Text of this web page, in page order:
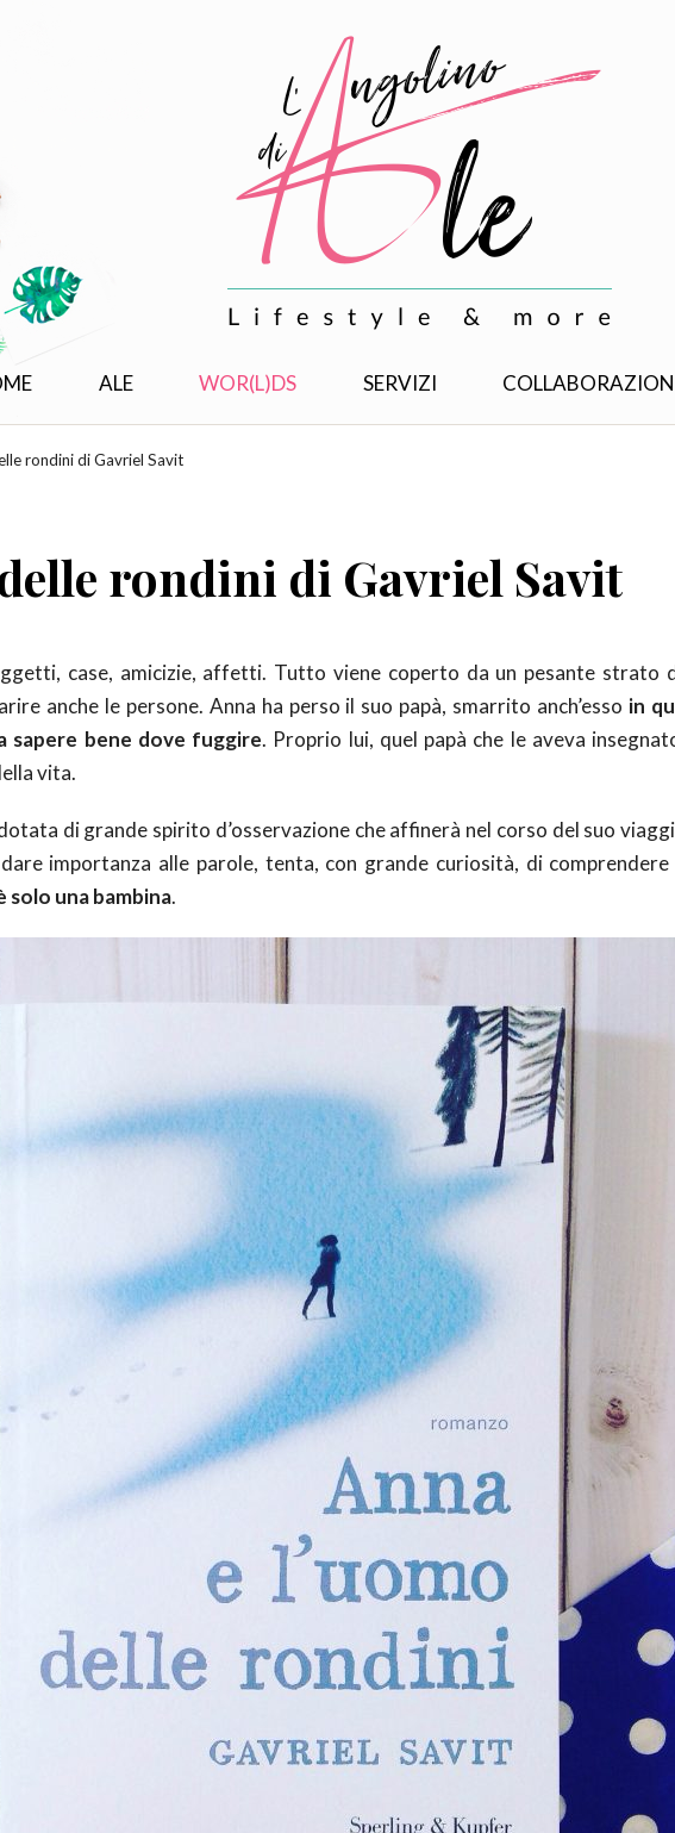
ALE WOR(L)DS SERVIZI
rondini di Gavriel Savit
rondini di Gavriel Savit
case, amicizie, affetti. Tutto viene coperto da un pesante strato
anche le persone. Anna ha perso il suo papà, smarrito anch’esso in
sapere bene dove fuggire. Proprio lui, quel papà che le aveva
vita.
di grande spirito d’osservazione che affinerà nel corso del suo
importanza alle parole, tenta, con grande curiosità, di
una bambina.